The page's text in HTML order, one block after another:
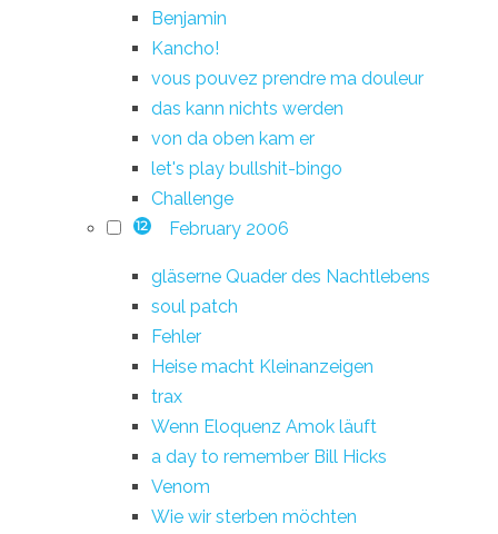
Benjamin
Kancho!
vous pouvez prendre ma douleur
das kann nichts werden
von da oben kam er
let's play bullshit-bingo
Challenge
12 February 2006
gläserne Quader des Nachtlebens
soul patch
Fehler
Heise macht Kleinanzeigen
trax
Wenn Eloquenz Amok läuft
a day to remember Bill Hicks
Venom
Wie wir sterben möchten